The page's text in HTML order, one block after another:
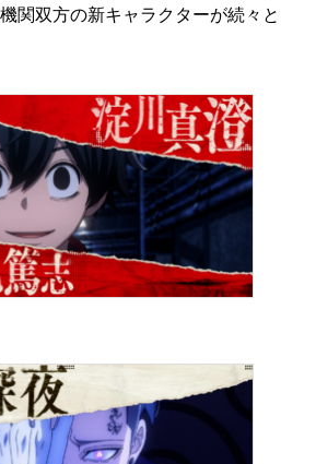
関双方の新キャラクターが続々と